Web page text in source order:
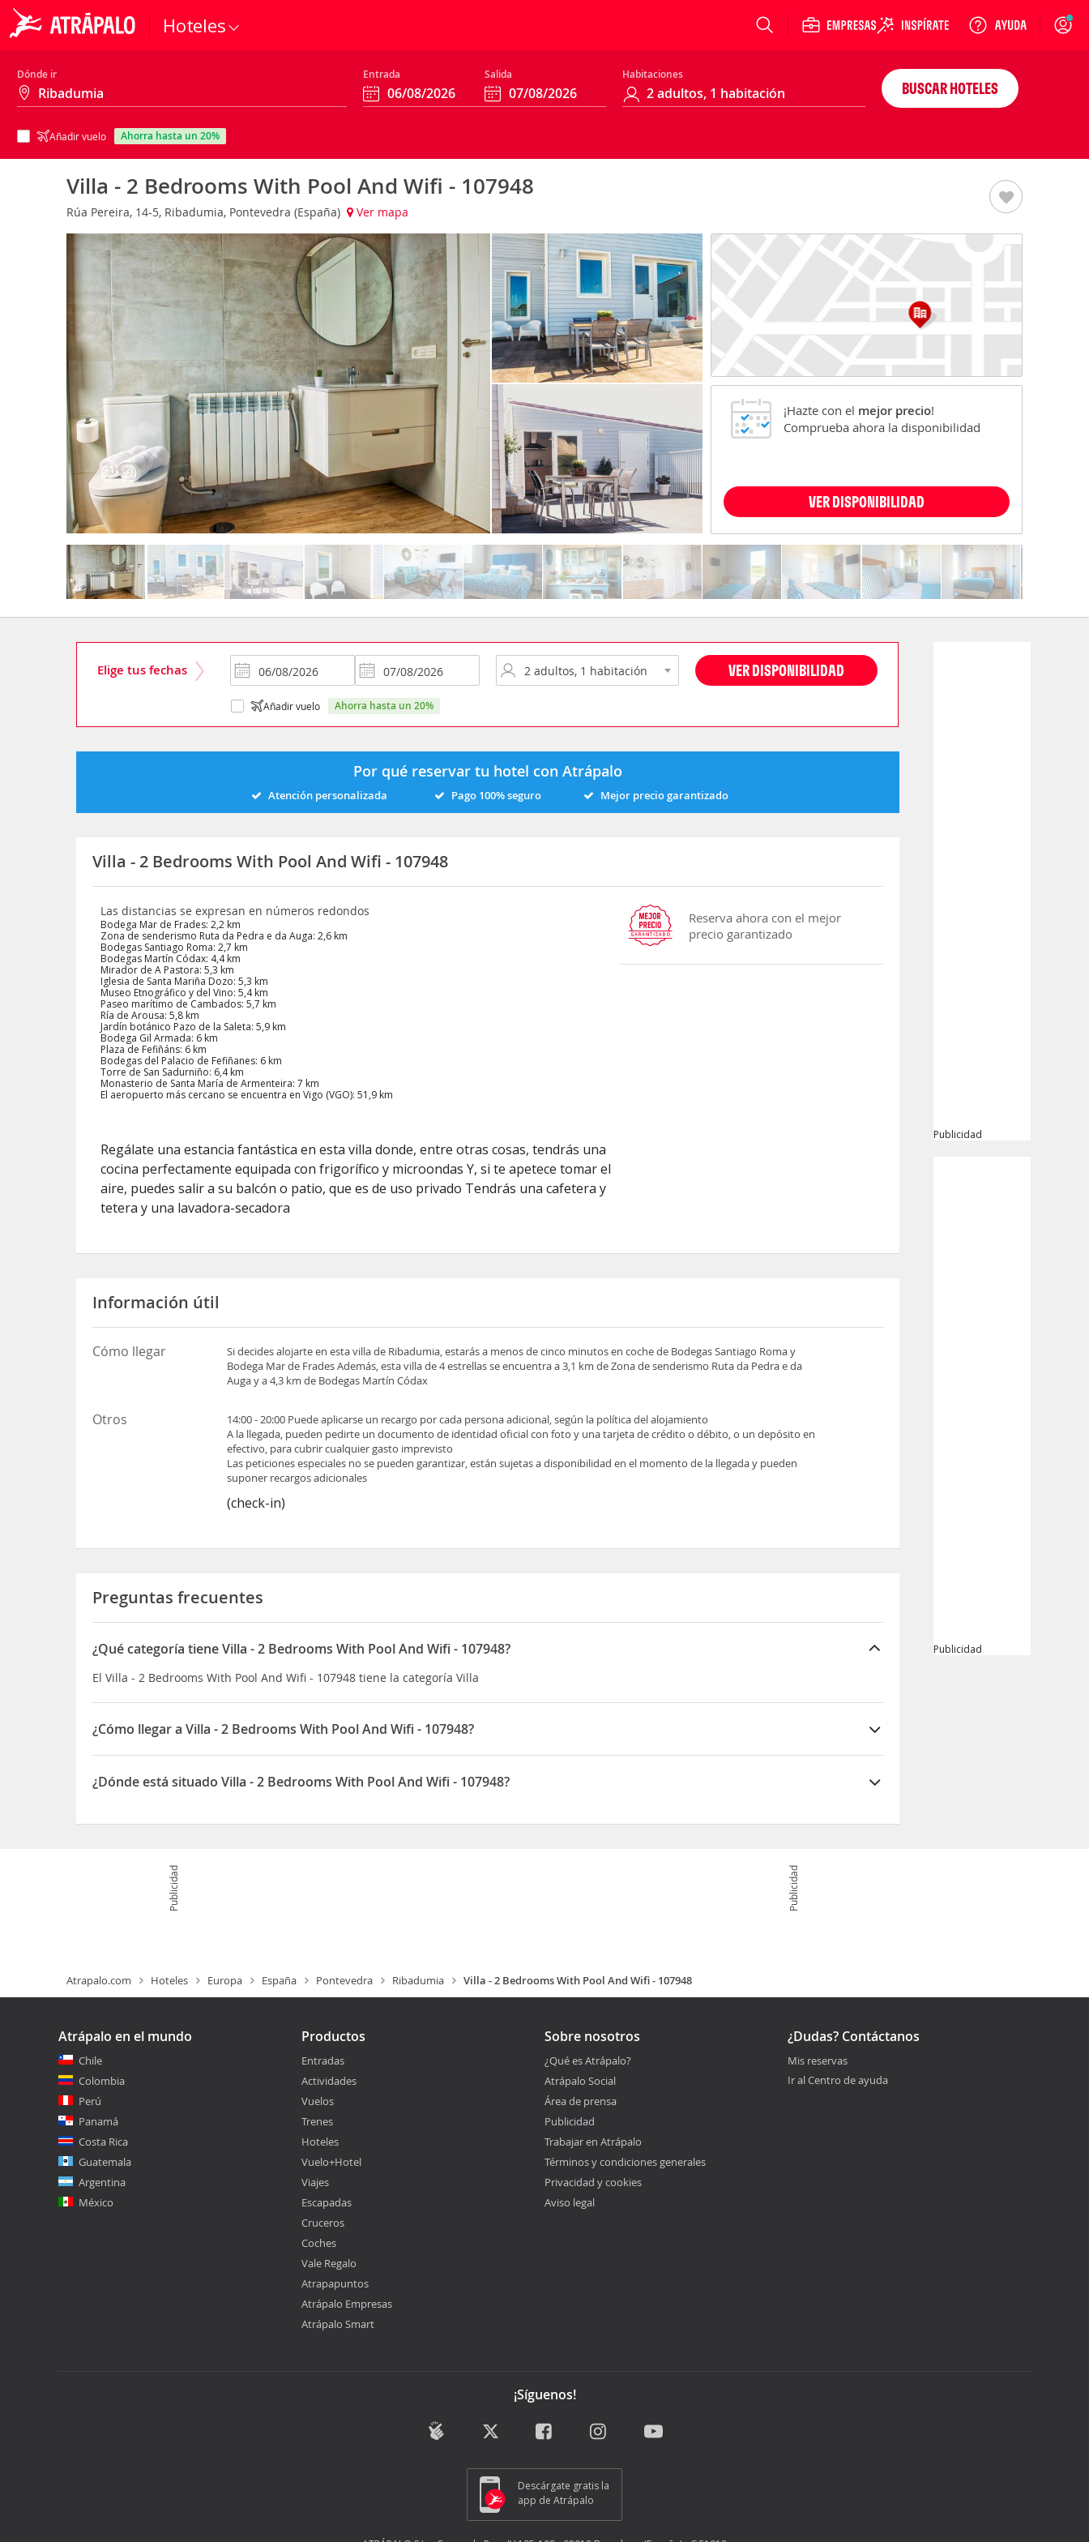
Hoteles Login
Dónde ir Entrada Salida Habitaciones
Añadir vuelo ahorra hasta un 20%
BUSCAR HOTELES
Villa - 2 Bedrooms With Pool And Wifi - 107948
Rúa Pereira, 14-5, Ribadumia, Pontevedra (España) Ver mapa
¡Hazte con el mejor precio!
Comprueba ahora la disponibilidad
VER DISPONIBILIDAD
Elige tus fechas VER DISPONIBILIDAD
Añadir vuelo ahorra hasta un 20%
Por qué reservar tu hotel con Atrápalo
Atención personalizada Pago 100% seguro Mejor precio garantizado
Villa - 2 Bedrooms With Pool And Wifi - 107948
Las distancias se expresan en números redondos
Bodega Mar de Frades: 2,2 km
Zona de senderismo Ruta da Pedra e da Auga: 2,6 km
Bodegas Santiago Roma: 2,7 km
Bodegas Martín Códax: 4,4 km
Mirador de A Pastora: 5,3 km
Iglesia de Santa Mariña Dozo: 5,3 km
Museo Etnográfico y del Vino: 5,4 km
Paseo marítimo de Cambados: 5,7 km
Ría de Arousa: 5,8 km
Jardín botánico Pazo de la Saleta: 5,9 km
Bodega Gil Armada: 6 km
Plaza de Fefiñáns: 6 km
Bodegas del Palacio de Fefiñanes: 6 km
Torre de San Sadurniño: 6,4 km
Monasterio de Santa María de Armenteira: 7 km
El aeropuerto más cercano se encuentra en Vigo (VGO): 51,9 km
Regálate una estancia fantástica en esta villa donde, entre otras cosas, tendrás una
cocina perfectamente equipada con frigorífico y microondas Y, si te apetece tomar el
aire, puedes salir a su balcón o patio, que es de uso privado Tendrás una cafetera y
tetera y una lavadora-secadora
Reserva ahora con el mejor
precio garantizado
Información útil
Cómo llegar
Si decides alojarte en esta villa de Ribadumia, estarás a menos de cinco minutos en coche de Bodegas Santiago Roma y
Bodega Mar de Frades Además, esta villa de 4 estrellas se encuentra a 3,1 km de Zona de senderismo Ruta da Pedra e da
Auga y a 4,3 km de Bodegas Martín Códax
Otros
14:00 - 20:00 Puede aplicarse un recargo por cada persona adicional, según la política del alojamiento
A la llegada, pueden pedirte un documento de identidad oficial con foto y una tarjeta de crédito o débito, o un depósito en
efectivo, para cubrir cualquier gasto imprevisto
Las peticiones especiales no se pueden garantizar, están sujetas a disponibilidad en el momento de la llegada y pueden
suponer recargos adicionales
(check-in)
Preguntas frecuentes
¿Qué categoría tiene Villa - 2 Bedrooms With Pool And Wifi - 107948?
El Villa - 2 Bedrooms With Pool And Wifi - 107948 tiene la categoría Villa
¿Cómo llegar a Villa - 2 Bedrooms With Pool And Wifi - 107948?
Si decides alojarte en esta villa de Ribadumia, estarás a menos de cinco minutos en coche de Bodegas Santiago Roma y Bodega Mar de
Frades Además, esta villa de 4 estrellas se encuentra a 3,1 km de Zona de senderismo Ruta da Pedra e da Auga y a 4,3 km de Bodegas
Martín Códax
¿Dónde está situado Villa - 2 Bedrooms With Pool And Wifi - 107948?
Publicidad
Publicidad
Publicidad Publicidad
Atrapalo.com Hoteles Europa España Pontevedra Ribadumia Villa - 2 Bedrooms With Pool And Wifi - 107948
Atrápalo en el mundo
Chile
Colombia
Perú
Panamá
Costa Rica
Guatemala
Argentina
México
Productos
Entradas
Actividades
Vuelos
Trenes
Hoteles
Vuelo+Hotel
Viajes
Escapadas
Cruceros
Coches
Vale Regalo
Atrapapuntos
Atrápalo Empresas
Atrápalo Smart
Sobre nosotros
¿Qué es Atrápalo?
Atrápalo Social
Área de prensa
Publicidad
Trabajar en Atrápalo
Términos y condiciones generales
Privacidad y cookies
Aviso legal
¿Dudas? Contáctanos
Mis reservas
Ir al Centro de ayuda
¡Síguenos!
Descárgate gratis la
app de Atrápalo